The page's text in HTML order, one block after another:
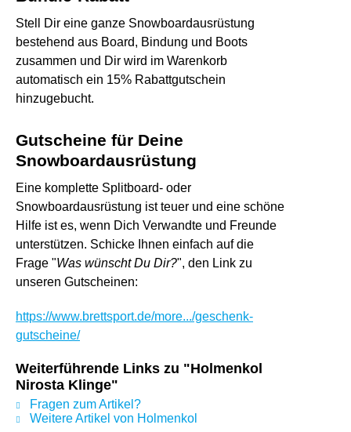
Stell Dir eine ganze Snowboardausrüstung
bestehend aus Board, Bindung und Boots
zusammen und Dir wird im Warenkorb
automatisch ein 15% Rabattgutschein
hinzugebucht.
Gutscheine für Deine
Snowboardausrüstung
Eine komplette Splitboard- oder
Snowboardausrüstung ist teuer und eine schöne
Hilfe ist es, wenn Dich Verwandte und Freunde
unterstützen. Schicke Ihnen einfach auf die
Frage "Was wünscht Du Dir?", den Link zu
unseren Gutscheinen:
https://www.brettsport.de/more.../geschenk-
gutscheine/
Weiterführende Links zu "Holmenkol
Nirosta Klinge"
Fragen zum Artikel?
Weitere Artikel von Holmenkol